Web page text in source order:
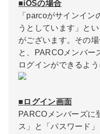
■iOSの場合
「parcoがサインイ
うとしています」と
がございます。その
と、PARCOメンバー
ログインができるよう
■ログイン画面
PARCOメンバーズに
ス」と「パスワード